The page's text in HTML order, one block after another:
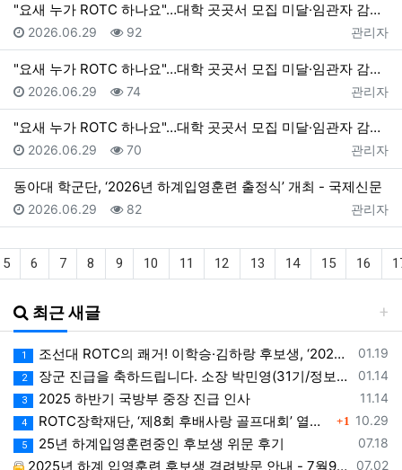
"요새 누가 ROTC 하나요"…대학 곳곳서 모집 미달·임관자 감소 - 대전일보
등록자
관리자
등록일
2026.06.29 조회
92
"요새 누가 ROTC 하나요"…대학 곳곳서 모집 미달·임관자 감소 - 대전일보
등록자
관리자
등록일
2026.06.29 조회
74
"요새 누가 ROTC 하나요"…대학 곳곳서 모집 미달·임관자 감소 - 대전일보
등록자
관리자
등록일
2026.06.29 조회
70
동아대 학군단, ‘2026년 하계입영훈련 출정식’ 개최 - 국제신문
등록자
관리자
등록일
2026.06.29 조회
82
5 6 7 8 9 10 11 12 13 14 15 16
최근 새글
등록일
01.19
1 조선대 ROTC의 쾌거! 이학승·김하랑 후보생, ‘2026 美 대학 특별리더십 연수’ 선발
등록일
01.14
2 장군 진급을 축하드립니다. 소장 박민영(31기/정보), 준장 서필석(34기/공병).황주봉(36기/보병).김희찬(36기/기갑)
등록일
11.14
3 2025 하반기 국방부 중장 진급 인사
등록일
10.29
4 ROTC장학재단, ‘제8회 후배사랑 골프대회’ 열어.. 장학기금 3억 7,620만원 조성 댓글
1
등록일
07.18
5 25년 하계입영훈련중인 후보생 위문 후기
등록일
07.02
2025년 하계 입영훈련 후보생 격려방문 안내 - 7월9일(수)